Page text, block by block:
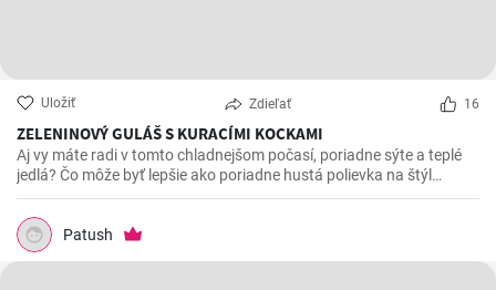
Uložiť Zdieľať 16
ZELENINOVÝ GULÁŠ S KURACÍMI KOCKAMI
Aj vy máte radi v tomto chladnejšom počasí, poriadne sýte a teplé
jedlá? Čo môže byť lepšie ako poriadne hustá polievka na štýl
gulášu. Je výborná aj prehrievá a rovnako dobrá, ak nie aj lepšia, aj
na druhý deň.
Patush